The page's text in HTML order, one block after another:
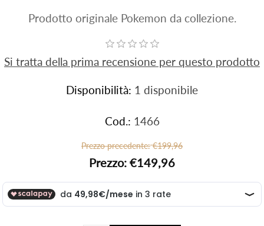
Prodotto originale Pokemon da collezione.
Si tratta della prima recensione per questo prodotto
Disponibilità: 1 disponibile
Cod.: 1466
Prezzo precedente: €199,96
Prezzo: €149,96